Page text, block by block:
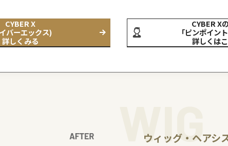
アデランス独自の
X (サイバーエックス)」